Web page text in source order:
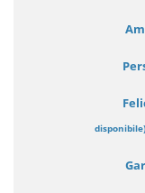
disponibile)